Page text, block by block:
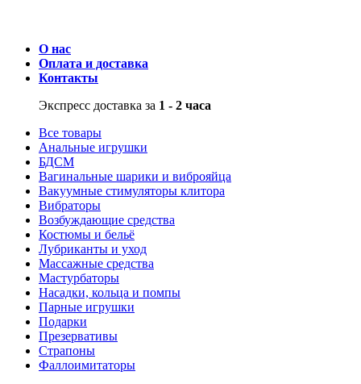
О нас
Оплата и доставка
Контакты
Экспресс доставка за 1 - 2 часа
Все товары
Анальные игрушки
БДСМ
Вагинальные шарики и виброяйца
Вакуумные стимуляторы клитора
Вибраторы
Возбуждающие средства
Костюмы и бельё
Лубриканты и уход
Массажные средства
Мастурбаторы
Насадки, кольца и помпы
Парные игрушки
Подарки
Презервативы
Страпоны
Фаллоимитаторы